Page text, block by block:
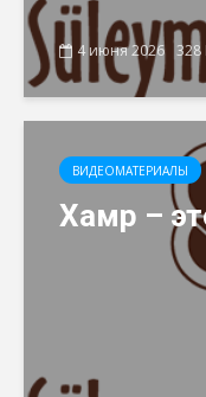
4 июня 2026
ВИДЕОМАТЕРИАЛЫ
Хамр –